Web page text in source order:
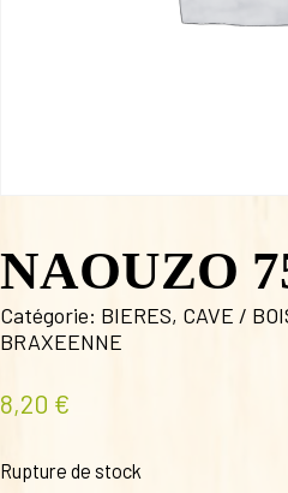
NAOUZO
Catégorie: BIERES, CAVE /
BRAXEENNE
8,20 €
Rupture de stock